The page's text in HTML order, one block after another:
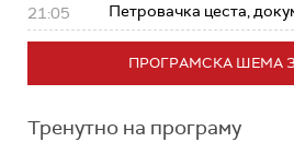
21:05 Петровачка цеста,
ПРОГРАМСКА ШЕМА
Тренутно на програму